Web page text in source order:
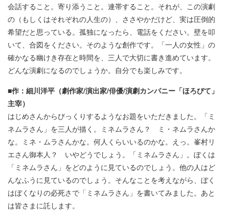
会話すること。寄り添うこと。連帯すること。それが、この演劇
の（もしくはそれぞれの人生の）、ささやかだけど、実は圧倒的
希望だと思っている。孤独になったら、電話をください。壁を叩
いて、合図をください。そのような創作です。「一人の女性」の
確かなる幽けき存在と時間を、三人で大切に書き進めています。
どんな演劇になるのでしょうか。自分でも楽しみです。
■作：細川洋平（劇作家/演出家/俳優/演劇カンパニー「ほろびて」
主宰）
はじめさんからびっくりするようなお題をいただきました。「ミ
ネムラさん」を三人が描く。ミネムラさん？ ミ・ネムラさんか
な。ミネ・ムラさんかな。何人くらいいるのかな。えっ。峯村リ
エさん御本人？ いやどうでしょう。「ミネムラさん」。ぼくは
「ミネムラさん」をどのように見ているのでしょう。他の人はど
んなふうに見ているのでしょう。そんなことを考えながら、ぼく
はぼくなりの必死さで「ミネムラさん」を書いてみました。あと
は皆さまに託します。